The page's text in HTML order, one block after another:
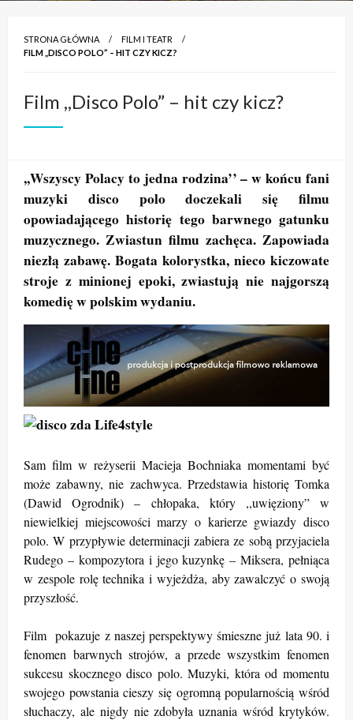
STRONA GŁÓWNA
FILM I TEATR
FILM ,,DISCO POLO” – HIT CZY KICZ?
Film ,,Disco Polo” – hit czy kicz?
,,Wszyscy Polacy to jedna rodzina’’ – w końcu fani
muzyki disco polo doczekali się filmu
opowiadającego historię tego barwnego gatunku
muzycznego. Zwiastun filmu zachęca. Zapowiada
niezłą zabawę. Bogata kolorystka, nieco kiczowate
stroje z minionej epoki, zwiastują nie najgorszą
komedię w polskim wydaniu.
Sam film w reżyserii Macieja Bochniaka momentami być
może zabawny, nie zachwyca. Przedstawia historię Tomka
(Dawid Ogrodnik) – chłopaka, który ,,uwięziony” w
niewielkiej miejscowości marzy o karierze gwiazdy disco
polo. W przypływie determinacji zabiera ze sobą przyjaciela
Rudego – kompozytora i jego kuzynkę – Miksera, pełniąca
w zespole rolę technika i wyjeżdża, aby zawalczyć o swoją
przyszłość.
Film pokazuje z naszej perspektywy śmieszne już lata 90. i
fenomen barwnych strojów, a przede wszystkim fenomen
sukcesu skocznego disco polo. Muzyki, która od momentu
swojego powstania cieszy się ogromną popularnością wśród
słuchaczy, ale nigdy nie zdobyła uznania wśród krytyków.